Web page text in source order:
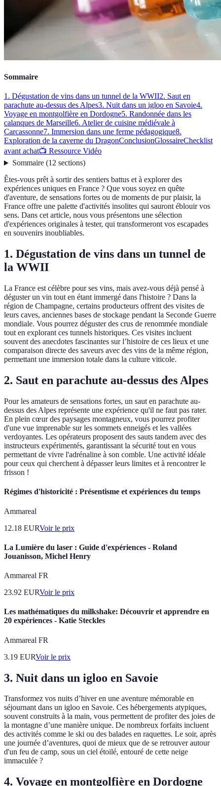
Sommaire
1. Dégustation de vins dans un tunnel de la WWII2. Saut en
parachute au-dessus des Alpes3. Nuit dans un igloo en Savoie4.
Voyage en montgolfière en Dordogne5. Randonnée dans les
calanques de Marseille6. Atelier de cuisine médiévale à
Carcassonne7. Immersion dans une ferme pédagogique8.
Exploration de la caverne du DragonConclusionGlossaireChecklist
avant achat📺 Ressource Vidéo
Sommaire(12 sections)
Êtes-vous prêt à sortir des sentiers battus et à explorer des
expériences uniques en France ? Que vous soyez en quête
d'aventure, de sensations fortes ou de moments de pur plaisir, la
France offre une palette d'activités insolites qui sauront éblouir vos
sens. Dans cet article, nous vous présentons une sélection
d'expériences originales à tester, qui transformeront vos escapades
en souvenirs inoubliables.
1. Dégustation de vins dans un tunnel de
la WWII
La France est célèbre pour ses vins, mais avez-vous déjà pensé à
déguster un vin tout en étant immergé dans l'histoire ? Dans la
région de Champagne, certains producteurs offrent des visites de
leurs caves, anciennes bases de stockage pendant la Seconde Guerre
mondiale. Vous pourrez déguster des crus de renommée mondiale
tout en explorant ces tunnels historiques. Ces visites incluent
souvent des anecdotes fascinantes sur l’histoire de ces lieux et une
comparaison directe des saveurs avec des vins de la même région,
permettant une immersion totale dans la culture viticole.
2. Saut en parachute au-dessus des Alpes
Pour les amateurs de sensations fortes, un saut en parachute au-
dessus des Alpes représente une expérience qu'il ne faut pas rater.
En plein cœur des paysages montagneux, vous pourrez profiter
d'une vue imprenable sur les sommets enneigés et les vallées
verdoyantes. Les opérateurs proposent des sauts tandem avec des
instructeurs expérimentés, garantissant la sécurité tout en vous
permettant de vivre l'adrénaline à son comble. Une activité idéale
pour ceux qui cherchent à dépasser leurs limites et à rencontrer le
frisson !
Régimes d'historicité : Présentisme et expériences du temps
Ammareal
12.18 EURVoir le prix
La Lumière du laser : Guide d'expériences - Roland
Jouanisson, Michel Henry
Ammareal FR
23.92 EURVoir le prix
Les mathématiques du milkshake: Découvrir et apprendre en
20 expériences - Katie Steckles
Ammareal FR
3.19 EURVoir le prix
3. Nuit dans un igloo en Savoie
Transformez vos nuits d’hiver en une aventure mémorable en
séjournant dans un igloo en Savoie. Ces hébergements atypiques,
souvent construits à la main, vous permettent de profiter des joies de
la montagne d’une manière unique. De nombreux forfaits incluent
des activités comme le ski ou des balades en raquettes. Le soir, après
une journée d’aventures, quoi de mieux que de se retrouver autour
d'un feu de camp, sous un ciel étoilé, entouré de cette neige
immaculée ?
4. Voyage en montgolfière en Dordogne